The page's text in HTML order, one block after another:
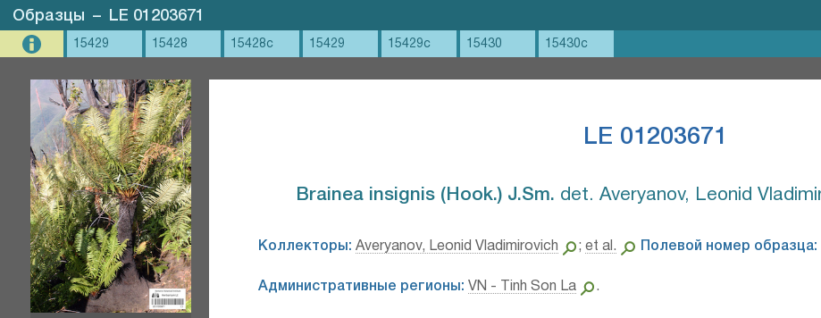
Образцы – LE 01203671
15429 15428 15428c 15429 15429c 15430 15430c
LE 01203671
Brainea insignis (Hook.) J.Sm.⁣ det. Averyanov, Leonid
Коллекторы: Averyanov, Leonid Vladimirovich ;et al. Полевой номер образца:
Административные регионы: VN - Tinh Son La .